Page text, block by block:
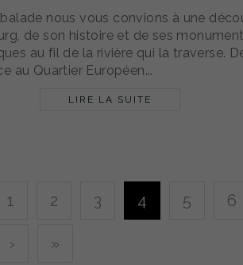
nous vous convions à une
de son histoire et de ses
au fil de la rivière qui la traverse.
au Quartier Européen...
LIRE LA SUITE
1 2 3 4 5 6
› »